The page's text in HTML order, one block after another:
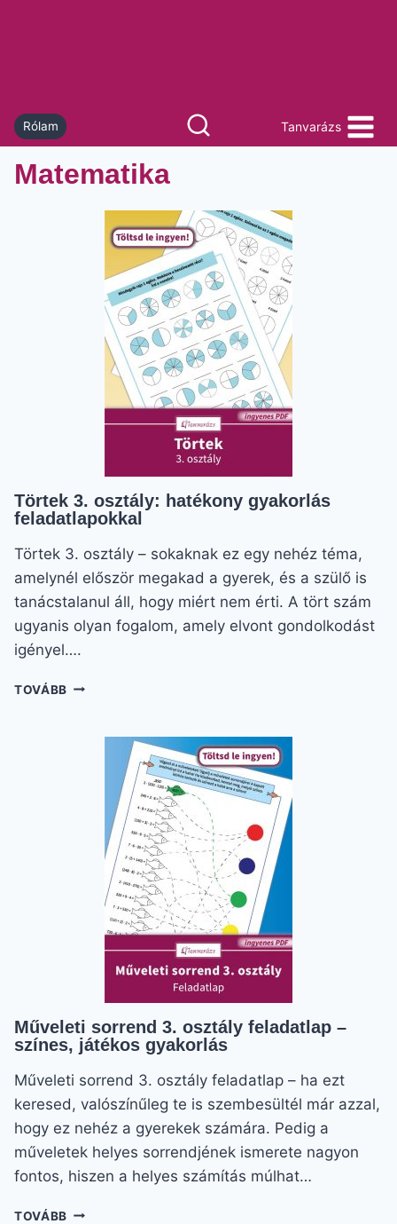
Rólam Tanvarázs
Matematika
Törtek 3. osztály: hatékony gyakorlás
feladatlapokkal
Törtek 3. osztály – sokaknak ez egy nehéz téma,
amelynél először megakad a gyerek, és a szülő is
tanácstalanul áll, hogy miért nem érti. A tört szám
ugyanis olyan fogalom, amely elvont gondolkodást
igényel….
TOVÁBB TÖRTEK
HATÉKONY
GYAKORLÁS
FELADATLAPOKKAL
Műveleti sorrend 3. osztály feladatlap –
színes, játékos gyakorlás
Műveleti sorrend 3. osztály feladatlap – ha ezt
keresed, valószínűleg te is szembesültél már azzal,
hogy ez nehéz a gyerekek számára. Pedig a
műveletek helyes sorrendjének ismerete nagyon
fontos, hiszen a helyes számítás múlhat…
TOVÁBB MŰVELETI